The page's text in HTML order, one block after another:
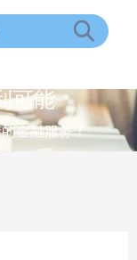
可能
金融服务！